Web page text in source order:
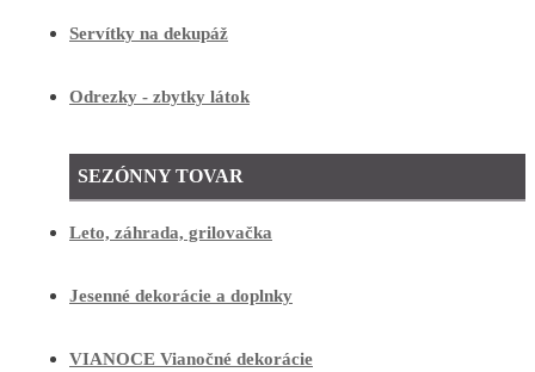
Servítky na dekupáž
Odrezky - zbytky látok
SEZÓNNY TOVAR
Leto, záhrada, grilovačka
Jesenné dekorácie a doplnky
VIANOCE Vianočné dekorácie